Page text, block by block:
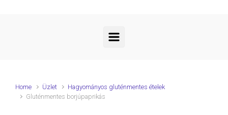
Home Üzlet
Hagyományos gluténmentes ételek
Gluténmentes borjúpaprikás